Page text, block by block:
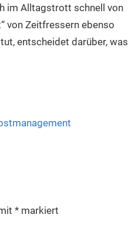
im Alltagstrott schnell von
von Zeitfressern ebenso
entscheidet darüber, was
*markiert